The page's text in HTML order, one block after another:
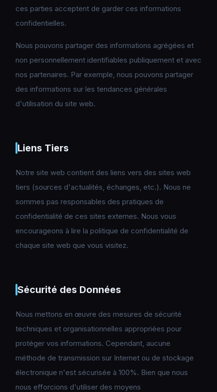
ces parties acceptent de garder ces informations
confidentielles.
Nous pouvons partager des informations agrégées et
non personnellement identifiables publiquement et avec
nos partenaires. Par exemple, nous pouvons partager
des informations sur les tendances générales
d'utilisation du site web.
Liens Tiers
Notre site web contient des liens vers des sites web
tiers (sources d'actualités, échanges, etc.). Nous ne
sommes pas responsables des pratiques de
confidentialité de ces sites externes. Nous vous
encourageons à lire la politique de confidentialité de
chaque site web que vous visitez.
Sécurité des Données
Nous mettons en œuvre des mesures de sécurité
techniques et organisationnelles appropriées pour
protéger vos informations. Cependant, aucune
méthode de transmission sur Internet ou de stockage
électronique n'est sécurisée à 100%. Bien que nous
nous efforcions d'utiliser des moyens